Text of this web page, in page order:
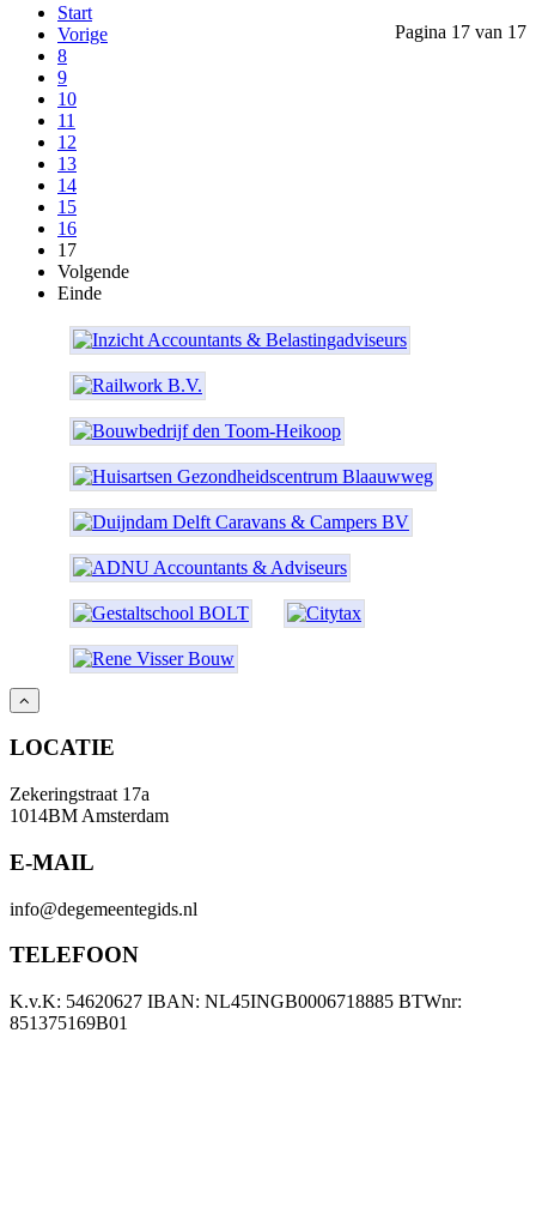
Pagina 17 van 17
Start
Vorige
8
9
10
11
12
13
14
15
16
17
Volgende
Einde
LOCATIE
Zekeringstraat 17a
1014BM Amsterdam
E-MAIL
info@degemeentegids.nl
TELEFOON
K.v.K: 54620627 IBAN: NL45INGB0006718885 BTWnr:
851375169B01